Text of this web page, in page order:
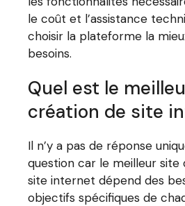
le coût et l’assistance
choisir la plateforme la
besoins.
Quel est le
création de site
Il n’y a pas de réponse
question car le meilleur site
site internet dépend des
objectifs spécifiques de